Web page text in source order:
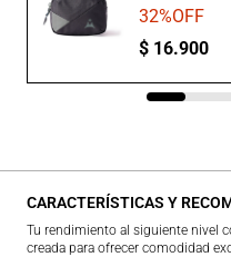
32%OFF
$ 16.900
CARACTERÍSTICAS Y
Tu rendimiento al siguiente nivel
creada para ofrecer comodidad